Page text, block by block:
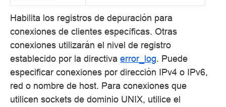
Habilita los registros de depuración para
conexiones de clientes específicas. Otras
conexiones utilizarán el nivel de registro
establecido por la directiva error_log. Puede
especificar conexiones por dirección IPv4 o IPv6,
red o nombre de host. Para conexiones que
utilicen sockets de dominio UNIX, utilice el